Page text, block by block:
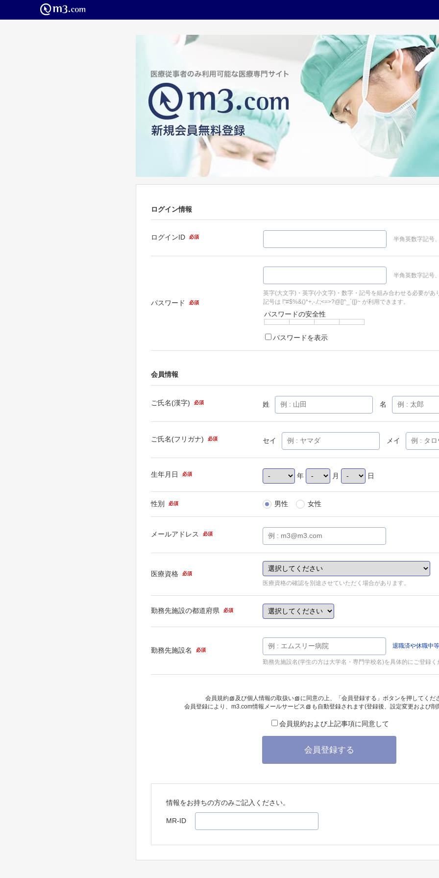
ログイン情報
ログインID 必須 半角英数字記号
パスワード 必須
半角英数字記号
英字(大文字)・英字(小文字)・数字・記号を組み合わせる必要があ
記号は !"#$%&()*+,-./:;<=>?@[]^_`{|}~ が利用できます。
パスワードの安全性
パスワードを表示
会員情報
ご氏名(漢字) 必須 姓 名
ご氏名(フリガナ) 必須 セイ メイ
生年月日 必須 年 月 日
性別 必須 男性 女性
メールアドレス 必須
医療資格 必須
医療資格の確認を別途させていただく場合があります。
勤務先施設の都道府県 必須
勤務先施設名 必須
退職済や休職中
勤務先施設名(学生の方は大学名・専門学校名)を具体的にご登録く
会員規約 及び個人情報の取扱い
に同意の上、「会員登録する」ボタンを押してくだ
会員登録により、 m3.com情報メールサービス も自動登録されます(登録後、設定変更および
会員規約および上記事項に同意して
会員登録する
情報をお持ちの方のみご記入ください。
MR-ID